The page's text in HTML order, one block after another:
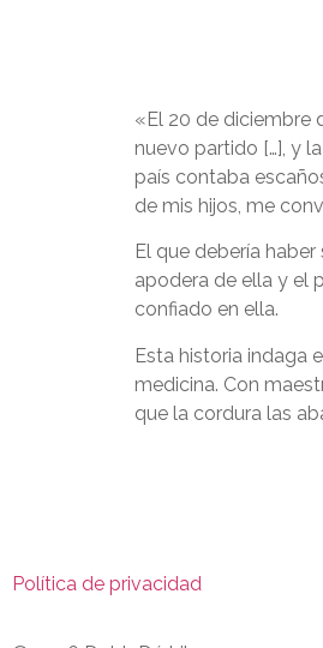
«El 20 de diciembre
nuevo partido […], y
país contaba
de mis hijos, me
El que debería
apodera de ella y el
confiado en ella.
Esta historia indaga
medicina. Con
que la cordura las
Política de privacidad